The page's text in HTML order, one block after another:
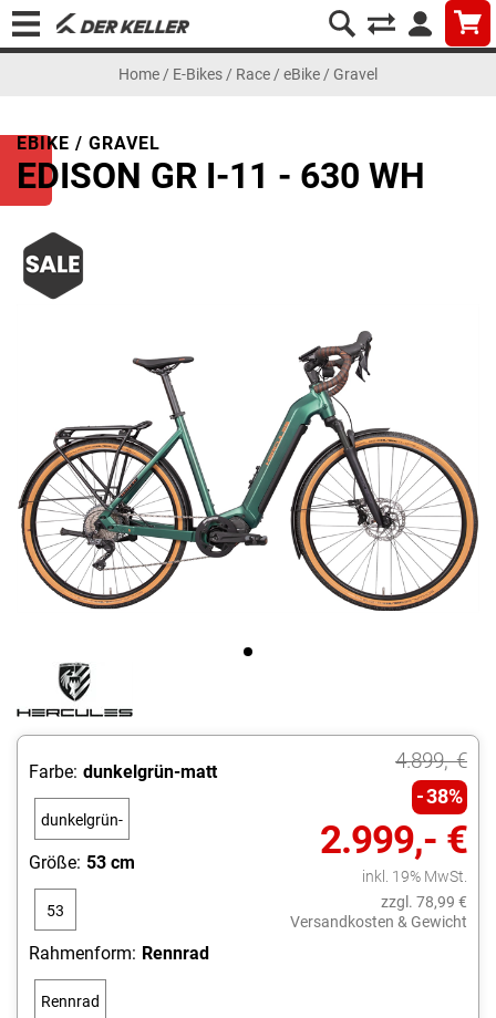
Home / E-Bikes / Race / eBike / Gravel
EBIKE / GRAVEL
EDISON GR I-11 - 630 WH
4.899,- €
38%
2.999,- €
inkl. 19% MwSt.
zzgl. 78,99 €
Versandkosten & Gewicht
Farbe: dunkelgrün-matt
dunkelgrün-
Größe: 53 cm
53
Rahmenform: Rennrad
Rennrad